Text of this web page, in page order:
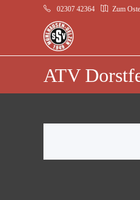
02307 42364 Zum
ATV